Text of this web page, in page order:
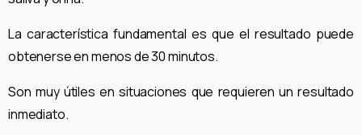
La característica fundamental es que el resultado puede
obtenerse en menos de 30 minutos.
Son muy útiles en situaciones que requieren un resultado
inmediato.